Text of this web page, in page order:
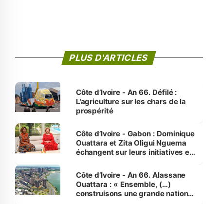
PLUS D'ARTICLES
Côte d’Ivoire - An 66. Défilé :
L’agriculture sur les chars de la
prospérité
Côte d’Ivoire - Gabon : Dominique
Ouattara et Zita Oligui Nguema
échangent sur leurs initiatives en
enfants
Côte d’Ivoire - An 66. Alassane
Ouattara : « Ensemble, (…)
construisons une grande nation